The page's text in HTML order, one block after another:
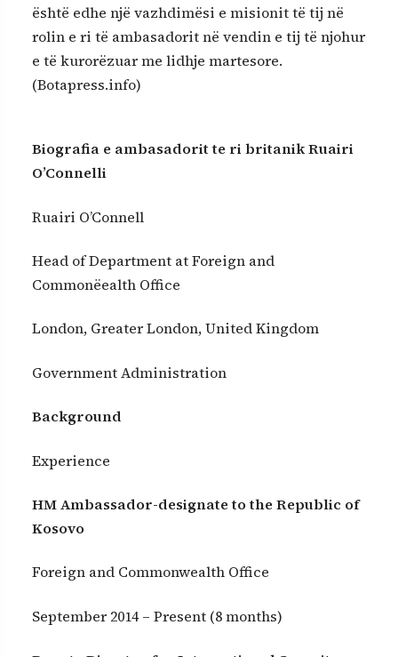
është edhe një vazhdimësi e misionit të tij në
rolin e ri të ambasadorit në vendin e tij të njohur
e të kurorëzuar me lidhje martesore.
(Botapress.info)
Biografia e ambasadorit te ri britanik Ruairi
O’Connelli
Ruairi O’Connell
Head of Department at Foreign and
Commonëealth Office
London, Greater London, United Kingdom
Government Administration
Background
Experience
HM Ambassador-designate to the Republic of
Kosovo
Foreign and Commonwealth Office
September 2014 – Present (8 months)